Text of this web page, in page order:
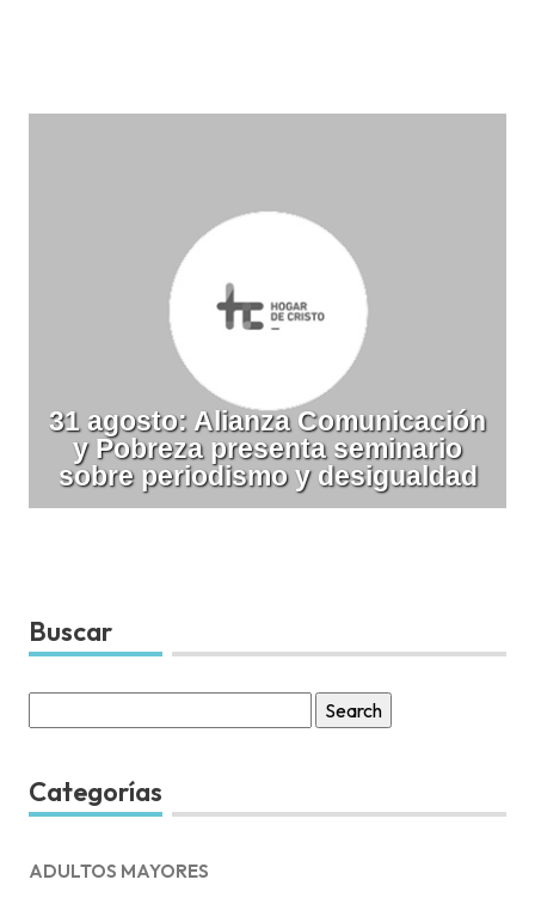
31 agosto: Alianza Comunicación
y Pobreza presenta seminario
sobre periodismo y desigualdad
Buscar
for:
Categorías
ADULTOS MAYORES